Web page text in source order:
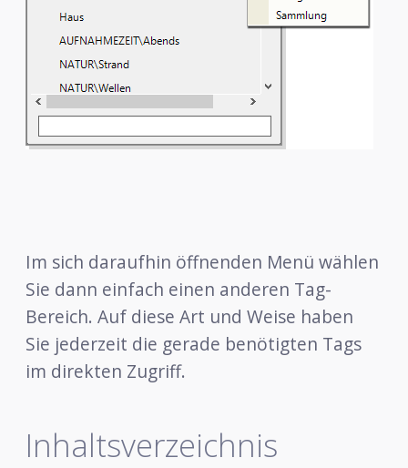
Im sich daraufhin öffnenden Menü wählen
Sie dann einfach einen anderen Tag-
Bereich. Auf diese Art und Weise haben
Sie jederzeit die gerade benötigten Tags
im direkten Zugriff.
Inhaltsverzeichnis